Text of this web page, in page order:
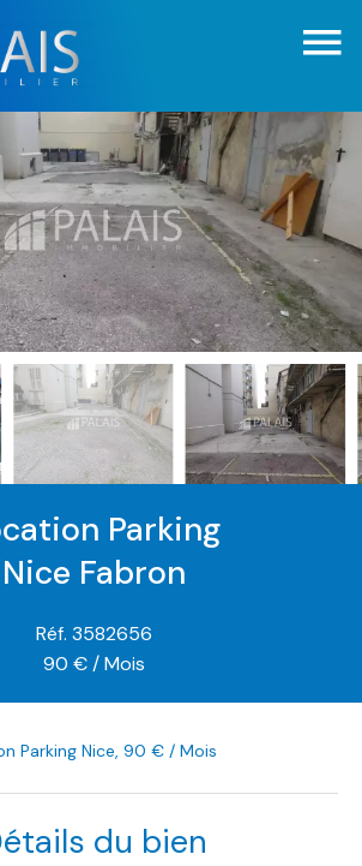
Parking
Nice Fabron
Réf. 3582656
90 € / Mois
Parking Nice, 90 € / Mois
du bien